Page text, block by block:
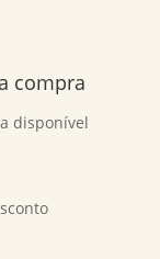
compra
disponível